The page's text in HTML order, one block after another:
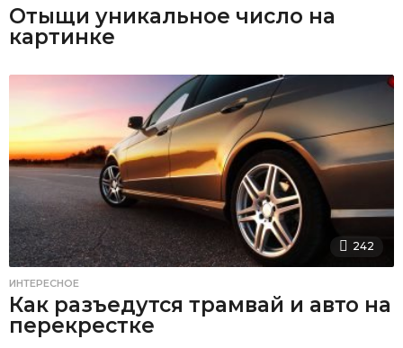
Отыщи уникальное число на
картинке
242
ИНТЕРЕСНОЕ
Как разъедутся трамвай и авто на
перекрестке